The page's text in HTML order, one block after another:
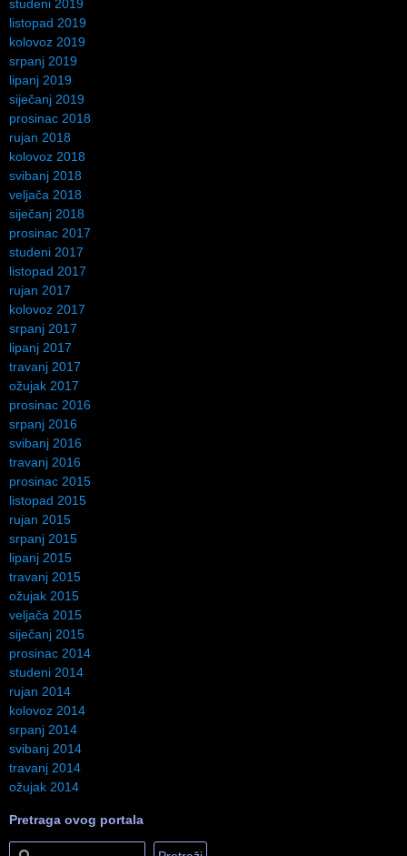
studeni 2019
listopad 2019
kolovoz 2019
srpanj 2019
lipanj 2019
siječanj 2019
prosinac 2018
rujan 2018
kolovoz 2018
svibanj 2018
veljača 2018
siječanj 2018
prosinac 2017
studeni 2017
listopad 2017
rujan 2017
kolovoz 2017
srpanj 2017
lipanj 2017
travanj 2017
ožujak 2017
prosinac 2016
srpanj 2016
svibanj 2016
travanj 2016
prosinac 2015
listopad 2015
rujan 2015
srpanj 2015
lipanj 2015
travanj 2015
ožujak 2015
veljača 2015
siječanj 2015
prosinac 2014
studeni 2014
rujan 2014
kolovoz 2014
srpanj 2014
svibanj 2014
travanj 2014
ožujak 2014
Pretraga ovog portala